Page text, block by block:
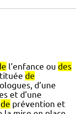
l’enfance ou des
de
d’une
et d’une
de prévention et